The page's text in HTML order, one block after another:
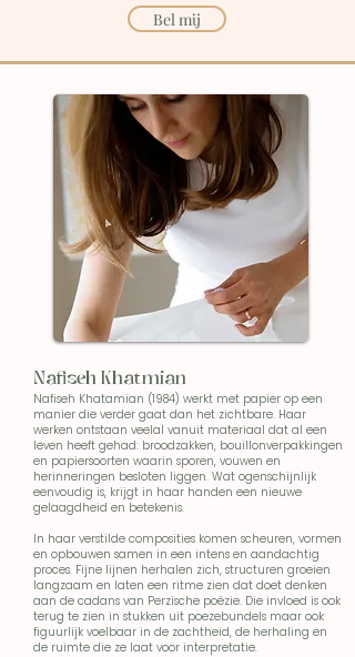
Bel mij
Nafiseh Khatmian
Nafiseh Khatamian (1984) werkt met papier op een
manier die verder gaat dan het zichtbare. Haar
werken ontstaan veelal vanuit materiaal dat al een
leven heeft gehad: broodzakken, bouillonverpakkingen
en papiersoorten waarin sporen, vouwen en
herinneringen besloten liggen. Wat ogenschijnlijk
eenvoudig is, krijgt in haar handen een nieuwe
gelaagdheid en betekenis.
In haar verstilde composities komen scheuren, vormen
en opbouwen samen in een intens en aandachtig
proces. Fijne lijnen herhalen zich, structuren groeien
langzaam en laten een ritme zien dat doet denken
aan de cadans van Perzische poëzie. Die invloed is ook
terug te zien in stukken uit poezebundels maar ook
figuurlijk voelbaar in de zachtheid, de herhaling en
de ruimte die ze laat voor interpretatie.